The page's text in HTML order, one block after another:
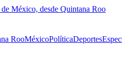
México, desde Quintana Roo
RooMéxicoPolíticaDeportes